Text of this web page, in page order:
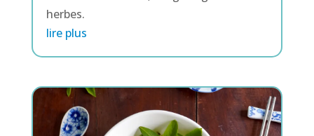
herbes.
lire plus